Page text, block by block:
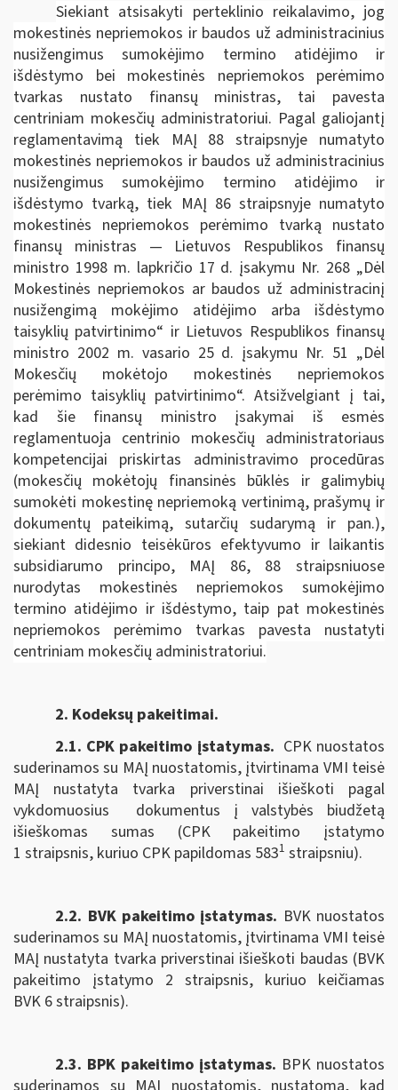
Siekiant atsisakyti perteklinio reikalavimo, jog
mokestinės nepriemokos ir baudos už administracinius
nusižengimus sumokėjimo termino atidėjimo ir
išdėstymo bei mokestinės nepriemokos perėmimo
tvarkas nustato finansų ministras, tai pavesta
centriniam mokesčių administratoriui. Pagal galiojantį
reglamentavimą tiek MAĮ 88 straipsnyje numatyto
mokestinės nepriemokos ir baudos už administracinius
nusižengimus sumokėjimo termino atidėjimo ir
išdėstymo tvarką, tiek MAĮ 86 straipsnyje numatyto
mokestinės nepriemokos perėmimo tvarką nustato
finansų ministras — Lietuvos Respublikos finansų
ministro 1998 m. lapkričio 17 d. įsakymu Nr. 268 „Dėl
Mokestinės nepriemokos ar baudos už administracinį
nusižengimą mokėjimo atidėjimo arba išdėstymo
taisyklių patvirtinimo“ ir Lietuvos Respublikos finansų
ministro 2002 m. vasario 25 d. įsakymu Nr. 51 „Dėl
Mokesčių mokėtojo mokestinės nepriemokos
perėmimo taisyklių patvirtinimo“. Atsižvelgiant į tai,
kad šie finansų ministro įsakymai iš esmės
reglamentuoja centrinio mokesčių administratoriaus
kompetencijai priskirtas administravimo procedūras
(mokesčių mokėtojų finansinės būklės ir galimybių
sumokėti mokestinę nepriemoką vertinimą, prašymų ir
dokumentų pateikimą, sutarčių sudarymą ir pan.),
siekiant didesnio teisėkūros efektyvumo ir laikantis
subsidiarumo principo, MAĮ 86, 88 straipsniuose
nurodytas mokestinės nepriemokos sumokėjimo
termino atidėjimo ir išdėstymo, taip pat mokestinės
nepriemokos perėmimo tvarkas pavesta nustatyti
centriniam mokesčių administratoriui.
2. Kodeksų pakeitimai.
2.1. CPK pakeitimo įstatymas. CPK nuostatos
suderinamos su MAĮ nuostatomis, įtvirtinama VMI teisė
MAĮ nustatyta tvarka priverstinai išieškoti pagal
vykdomuosius dokumentus į valstybės biudžetą
išieškomas sumas (CPK pakeitimo įstatymo
1 straipsnis, kuriuo CPK papildomas 5831 straipsniu).
2.2. BVK pakeitimo įstatymas. BVK nuostatos
suderinamos su MAĮ nuostatomis, įtvirtinama VMI teisė
MAĮ nustatyta tvarka priverstinai išieškoti baudas (BVK
pakeitimo įstatymo 2 straipsnis, kuriuo keičiamas
BVK 6 straipsnis).
2.3. BPK pakeitimo įstatymas. BPK nuostatos
suderinamos su MAĮ nuostatomis, nustatoma, kad